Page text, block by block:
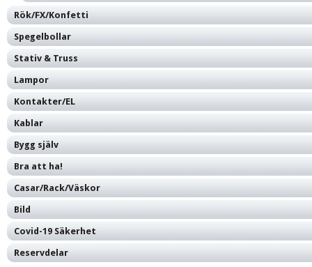
Rök/FX/Konfetti
Spegelbollar
Stativ & Truss
Lampor
Kontakter/EL
Kablar
Bygg själv
Bra att ha!
Casar/Rack/Väskor
Bild
Covid-19 Säkerhet
Reservdelar